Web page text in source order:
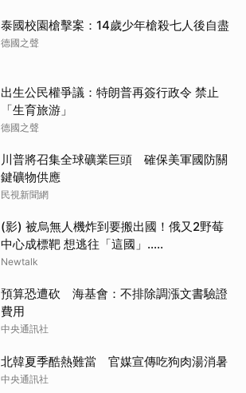
泰國校園槍擊案：14歲少年槍殺七人後自盡
德國之聲
出生公民權爭議：特朗普再簽行政令 禁止
「生育旅游」
德國之聲
川普將召集全球礦業巨頭 確保美軍國防關
鍵礦物供應
民視新聞網
(影) 被烏無人機炸到要搬出國！俄又2野莓
中心成標靶 想逃往「這國」.....
Newtalk
預算恐遭砍 海基會：不排除調漲文書驗證
費用
中央通訊社
北韓夏季酷熱難當 官媒宣傳吃狗肉湯消暑
中央通訊社